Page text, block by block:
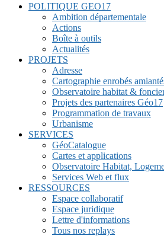
POLITIQUE GEO17
Ambition départementale
Actions
Boîte à outils
Actualités
PROJETS
Adresse
Cartographie enrobés
Observatoire habitat &
Projets des partenaires Géo17
Programmation de travaux
Urbanisme
SERVICES
GéoCatalogue
Cartes et applications
Observatoire Habitat,
Services Web et flux
RESSOURCES
Espace collaboratif
Espace juridique
Lettre d'informations
Tous nos replays